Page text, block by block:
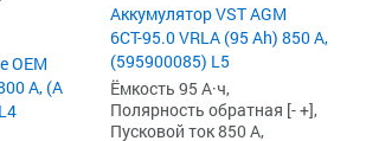
OEM
А, (A
Аккумулятор VST AGM
6СТ-95.0 VRLA (95 Ah) 850 А,
(595900085) L5
Ёмкость 95 А·ч,
Полярность обратная [- +],
Пусковой ток 850 А,